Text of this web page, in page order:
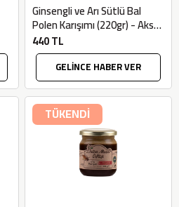
Ginsengli ve Arı Sütlü Bal
Polen Karışımı (220gr) - Aksu
Vital
440 TL
GELİNCE HABER VER
TÜKENDİ